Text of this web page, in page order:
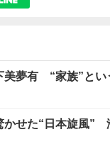
美夢有 “家族”とい
かせた“日本旋風”